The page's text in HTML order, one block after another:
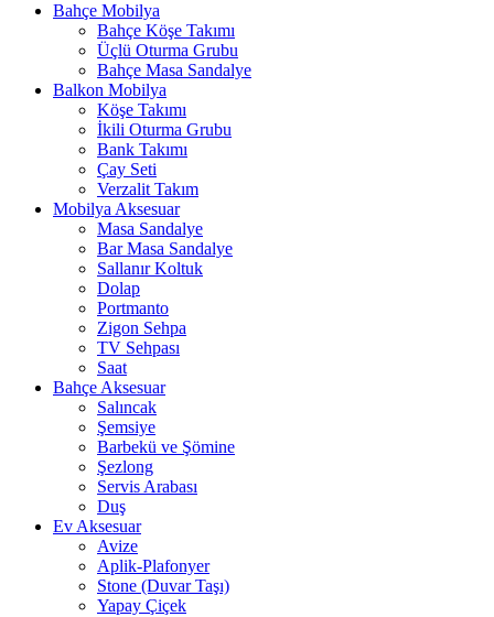
Bahçe Mobilya
Bahçe Köşe Takımı
Üçlü Oturma Grubu
Bahçe Masa Sandalye
Balkon Mobilya
Köşe Takımı
İkili Oturma Grubu
Bank Takımı
Çay Seti
Verzalit Takım
Mobilya Aksesuar
Masa Sandalye
Bar Masa Sandalye
Sallanır Koltuk
Dolap
Portmanto
Zigon Sehpa
TV Sehpası
Saat
Bahçe Aksesuar
Salıncak
Şemsiye
Barbekü ve Şömine
Şezlong
Servis Arabası
Duş
Ev Aksesuar
Avize
Aplik-Plafonyer
Stone (Duvar Taşı)
Yapay Çiçek